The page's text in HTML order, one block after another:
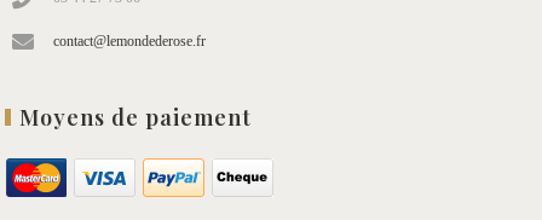
contact@lemondederose.fr
Moyens de paiement